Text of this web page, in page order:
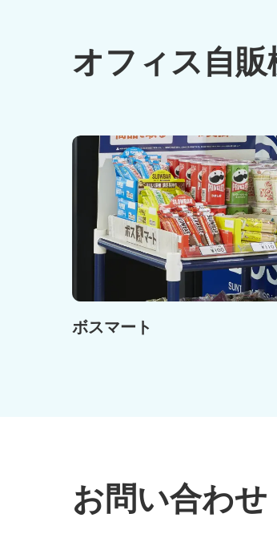
オフィス自
ボスマート
お問い合わせ